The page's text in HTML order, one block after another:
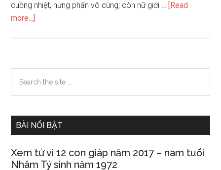
cuồng nhiệt, hưng phấn vô cùng; còn nữ giới … [Read
more...]
quan
hệ
giao
ẩn
giấu
trong
lòng
Primary
Sidebar
the
BÀI NỔI BẬT
Xem tử vi 12 con giáp năm 2017 – nam tuổi
Nhâm Tý sinh năm 1972